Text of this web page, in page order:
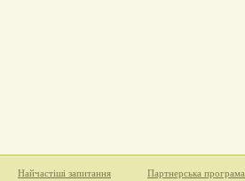
Найчастіші запитання Партнерська програма